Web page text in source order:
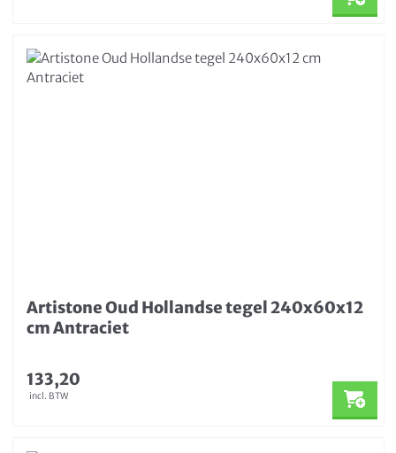
Artistone Oud Hollandse tegel 240x60x12
cm Antraciet
133,20
incl. BTW